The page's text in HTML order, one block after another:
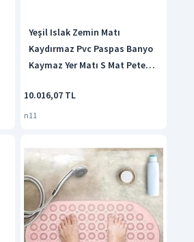
Yeşil Islak Zemin Matı
Kaydırmaz Pvc Paspas Banyo
Kaymaz Yer Matı S Mat Petek
10.016,07 TL
n11